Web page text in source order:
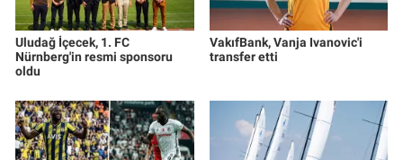
Uludağ İçecek, 1. FC
Nürnberg'in resmi sponsoru
oldu
VakıfBank, Vanja Ivanovic'i
transfer etti